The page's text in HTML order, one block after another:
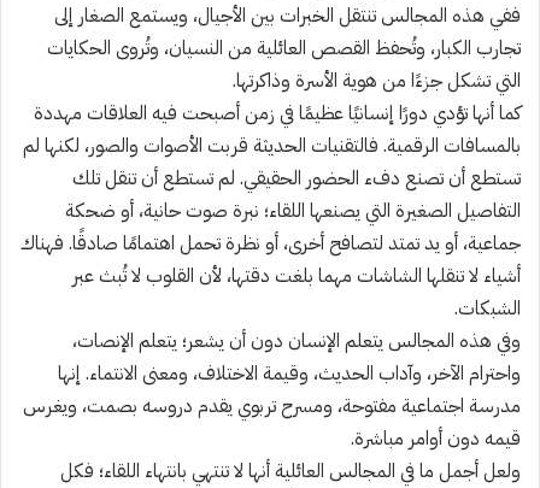
ففي هذه المجالس تنتقل الخبرات بين الأجيال، ويستمع الصغار إلى
تجارب الكبار، وتُحفظ القصص العائلية من النسيان، وتُروى الحكايات
التي تشكل جزءًا من هوية الأسرة وذاكرتها.
كما أنها تؤدي دورًا إنسانيًا عظيمًا في زمن أصبحت فيه العلاقات مهددة
بالمسافات الرقمية. فالتقنيات الحديثة قربت الأصوات والصور، لكنها لم
تستطع أن تصنع دفء الحضور الحقيقي. لم تستطع أن تنقل تلك
التفاصيل الصغيرة التي يصنعها اللقاء؛ نبرة صوت حانية، أو ضحكة
جماعية، أو يد تمتد لتصافح أخرى، أو نظرة تحمل اهتمامًا صادقًا. فهناك
أشياء لا تنقلها الشاشات مهما بلغت دقتها، لأن القلوب لا تُبث عبر
الشبكات.
وفي هذه المجالس يتعلم الإنسان دون أن يشعر؛ يتعلم الإنصات،
واحترام الآخر، وآداب الحديث، وقيمة الاختلاف، ومعنى الانتماء. إنها
مدرسة اجتماعية مفتوحة، ومسرح تربوي يقدم دروسه بصمت، ويغرس
قيمه دون أوامر مباشرة.
ولعل أجمل ما في المجالس العائلية أنها لا تنتهي بانتهاء اللقاء؛ فكل